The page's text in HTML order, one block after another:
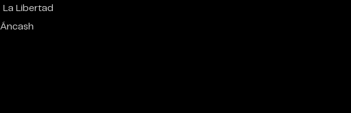
La Libertad
Áncash